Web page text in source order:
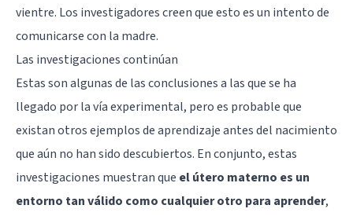
vientre. Los investigadores creen que esto es un intento de
comunicarse con la madre.
Las investigaciones continúan
Estas son algunas de las conclusiones a las que se ha
llegado por la vía experimental, pero es probable que
existan otros ejemplos de aprendizaje antes del nacimiento
que aún no han sido descubiertos. En conjunto, estas
investigaciones muestran que el útero materno es un
entorno tan válido como cualquier otro para aprender,